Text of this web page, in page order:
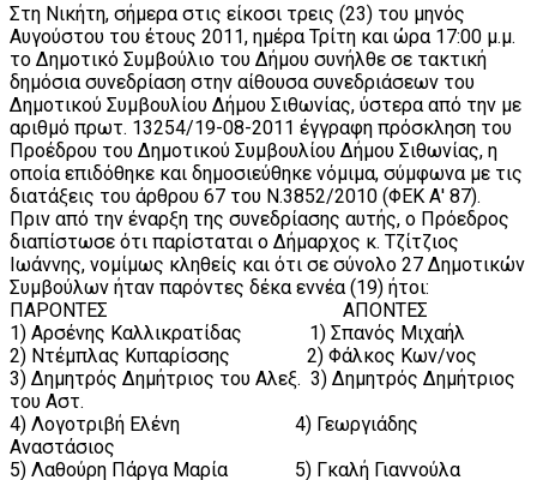
Στη Νικήτη, σήμερα στις είκοσι τρεις (23) του μηνός
Αυγούστου του έτους 2011, ημέρα Τρίτη και ώρα 17:00 μ.μ.
το Δημοτικό Συμβούλιο του Δήμου συνήλθε σε τακτική
δημόσια συνεδρίαση στην αίθουσα συνεδριάσεων του
Δημοτικού Συμβουλίου Δήμου Σιθωνίας, ύστερα από την με
αριθμό πρωτ. 13254/19-08-2011 έγγραφη πρόσκληση του
Προέδρου του Δημοτικού Συμβουλίου Δήμου Σιθωνίας, η
οποία επιδόθηκε και δημοσιεύθηκε νόμιμα, σύμφωνα με τις
διατάξεις του άρθρου 67 του Ν.3852/2010 (ΦΕΚ Α' 87).
Πριν από την έναρξη της συνεδρίασης αυτής, ο Πρόεδρος
διαπίστωσε ότι παρίσταται ο Δήμαρχος κ. Τζίτζιος
Ιωάννης, νομίμως κληθείς και ότι σε σύνολο 27 Δημοτικών
Συμβούλων ήταν παρόντες δέκα εννέα (19) ήτοι:
ΠΑΡΟΝΤΕΣ ΑΠΟΝΤΕΣ
1) Αρσένης Καλλικρατίδας 1) Σπανός Μιχαήλ
2) Ντέμπλας Κυπαρίσσης 2) Φάλκος Κων/νος
3) Δημητρός Δημήτριος του Αλεξ. 3) Δημητρός Δημήτριος
του Αστ.
4) Λογοτριβή Ελένη 4) Γεωργιάδης
Αναστάσιος
5) Λαθούρη Πάργα Μαρία 5) Γκαλή Γιαννούλα